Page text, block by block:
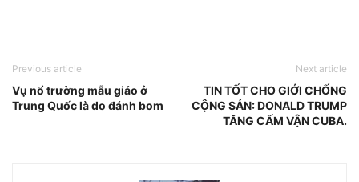
Previous article
Vụ nổ trường mẫu giáo ở
Trung Quốc là do đánh bom
Next article
TIN TỐT CHO GIỚI CHỐNG
CỘNG SẢN: DONALD TRUMP
TĂNG CẤM VẬN CUBA.